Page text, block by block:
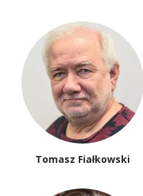
Tomasz Fiałkowski